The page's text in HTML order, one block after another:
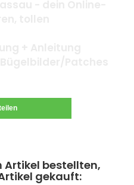
Artikel bestellten,
gekauft: